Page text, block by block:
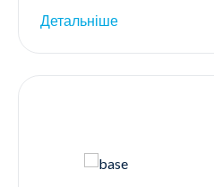
Детальніше